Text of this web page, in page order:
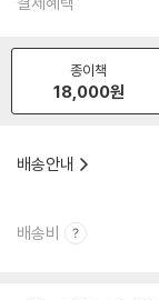
종이책
18,000원
배송안내
배송비